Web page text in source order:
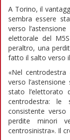
A Torino, il
sembra essere
verso
elettorale del
peraltro, una
fatto il salto verso
«Nel
verso
stato l’elettorato
centrodestra: le
consistente
perdite minori
centrosinistra». Il